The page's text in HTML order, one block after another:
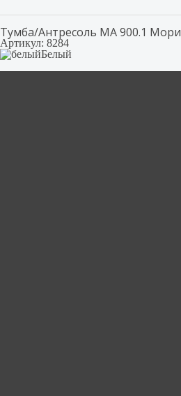
Тумба/Антресоль МА 900.1 Мори
Артикул: 8284
Белый